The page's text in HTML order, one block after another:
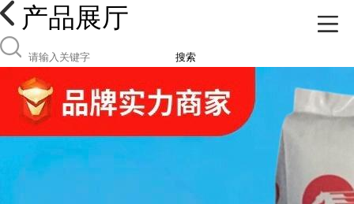
产品展厅
搜索